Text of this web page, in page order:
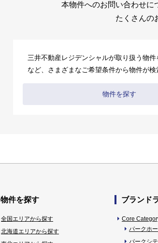
本物件へのお問い合わせに
たくさんの
三井不動産レジデンシャルが取り扱う物
など、さまざまなご希望条件から物件が検
物件を探す
物件を探す
全国エリアから探す
北海道エリアから探す
ブランド
Core
パークホ
パークシ